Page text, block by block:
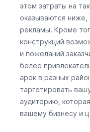
этом затраты на
оказываются
рекламы. Кроме
конструкций
и пожеланий
более
арок в разных
таргетировать
аудиторию,
вашему бизнесу и